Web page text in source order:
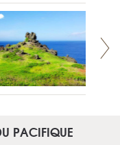
PACIFIQUE